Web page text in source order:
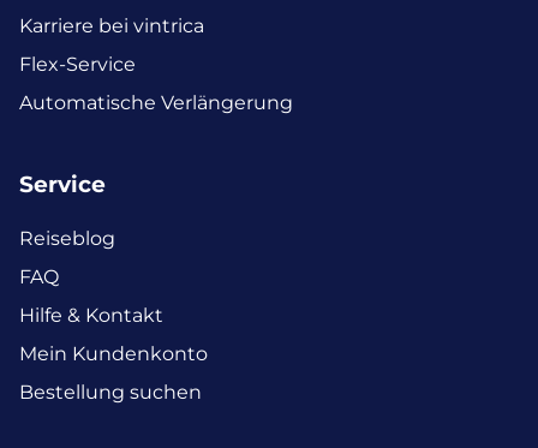
Karriere bei vintrica
Flex-Service
Automatische Verlängerung
Service
Reiseblog
FAQ
Hilfe & Kontakt
Mein Kundenkonto
Bestellung suchen